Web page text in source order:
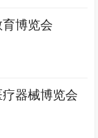
博览会
器械博览会